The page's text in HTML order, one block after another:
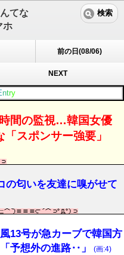
てな
ホ
検索
前の日(08/06)
NEXT
ntry
間の監視…韓国女優
スポンサー強要」
の匂いを友達に嗅がせて
13号が急カーブで韓国方
予想外の進路‥」
(画:4)